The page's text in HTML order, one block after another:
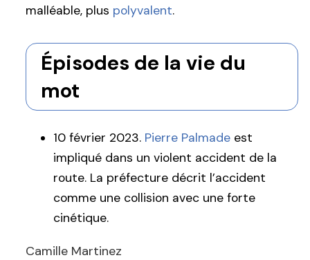
malléable, plus polyvalent.
Épisodes de la vie du
mot
10 février 2023. Pierre Palmade est
impliqué dans un violent accident de la
route. La préfecture décrit l’accident
comme une collision avec une forte
cinétique.
Camille Martinez